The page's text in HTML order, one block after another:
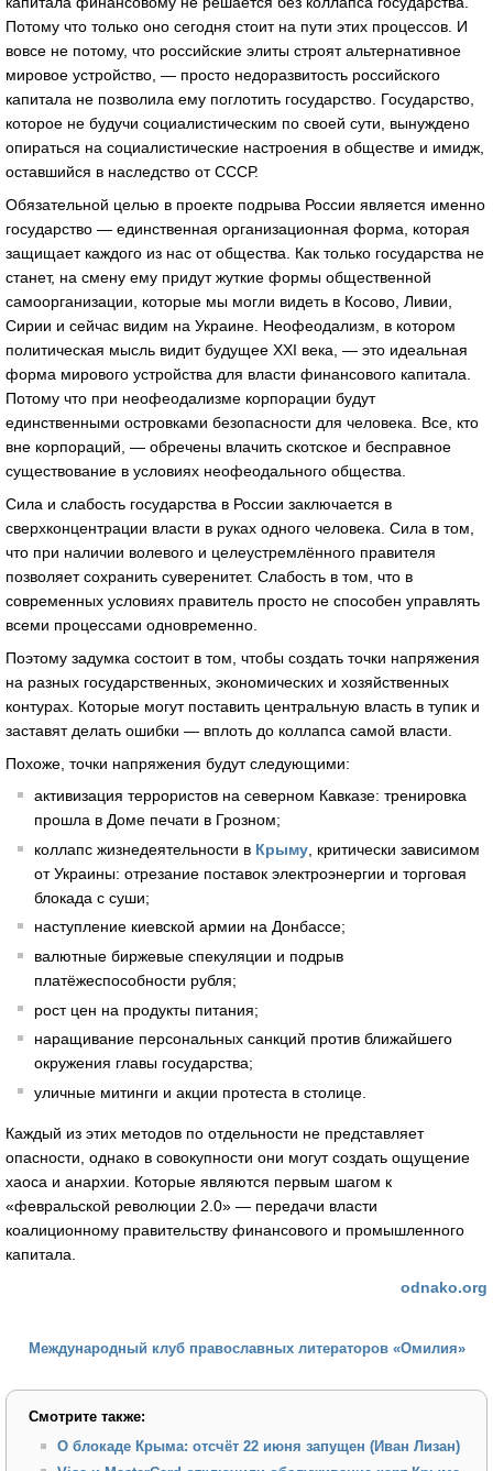
Потому что только оно сегодня стоит на пути этих процессов. И
вовсе не потому, что российские элиты строят альтернативное
мировое устройство, — просто недоразвитость российского
капитала не позволила ему поглотить государство. Государство,
которое не будучи социалистическим по своей сути, вынуждено
опираться на социалистические настроения в обществе и имидж,
оставшийся в наследство от СССР.
Обязательной целью в проекте подрыва России является именно
государство — единственная организационная форма, которая
защищает каждого из нас от общества. Как только государства не
станет, на смену ему придут жуткие формы общественной
самоорганизации, которые мы могли видеть в Косово, Ливии,
Сирии и сейчас видим на Украине. Неофеодализм, в котором
политическая мысль видит будущее XXI века, — это идеальная
форма мирового устройства для власти финансового капитала.
Потому что при неофеодализме корпорации будут
единственными островками безопасности для человека. Все, кто
вне корпораций, — обречены влачить скотское и бесправное
существование в условиях неофеодального общества.
Сила и слабость государства в России заключается в
сверхконцентрации власти в руках одного человека. Сила в том,
что при наличии волевого и целеустремлённого правителя
позволяет сохранить суверенитет. Слабость в том, что в
современных условиях правитель просто не способен управлять
всеми процессами одновременно.
Поэтому задумка состоит в том, чтобы создать точки напряжения
на разных государственных, экономических и хозяйственных
контурах. Которые могут поставить центральную власть в тупик и
заставят делать ошибки — вплоть до коллапса самой власти.
Похоже, точки напряжения будут следующими:
активизация террористов на северном Кавказе: тренировка
прошла в Доме печати в Грозном;
коллапс жизнедеятельности в Крыму, критически зависимом
от Украины: отрезание поставок электроэнергии и торговая
блокада с суши;
наступление киевской армии на Донбассе;
валютные биржевые спекуляции и подрыв
платёжеспособности рубля;
рост цен на продукты питания;
наращивание персональных санкций против ближайшего
окружения главы государства;
уличные митинги и акции протеста в столице.
Каждый из этих методов по отдельности не представляет
опасности, однако в совокупности они могут создать ощущение
хаоса и анархии. Которые являются первым шагом к
«февральской революции 2.0» — передачи власти
коалиционному правительству финансового и промышленного
капитала.
odnako.org
Международный клуб православных литераторов «Омилия»
Смотрите также:
О блокаде Крыма: отсчёт 22 июня запущен (Иван Лизан)